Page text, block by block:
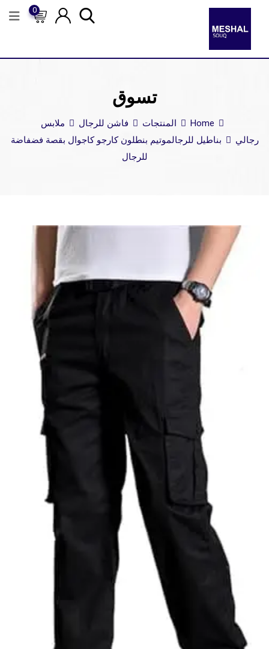
0
تسوق
Home المنتجات فاشن للرجال
ملابس
رجالي
بناطيل للرجالموتيم بنطلون كارجو كاجوال بقصة فضفاضة
للرجال